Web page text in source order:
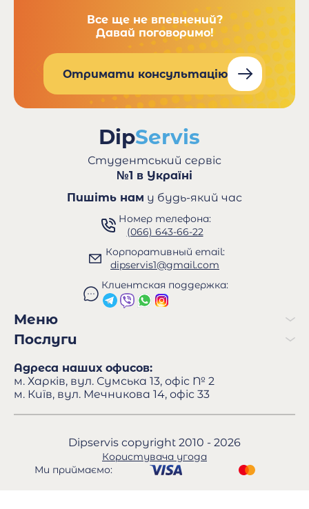
Все ще не впевнений?
Давай поговоримо!
Отримати консультацію
Студентський сервіс
№1 в Україні
Пишіть нам у будь-який час
Номер телефона:
(066) 643-66-22
Корпоративный email:
dipservis1@gmail.com
Клиентская поддержка:
Меню
Послуги
Адреса наших офисов:
м. Харків, вул. Сумська 13, офіс № 2
м. Київ, вул. Мечникова 14, офіс 33
Dipservis copyright 2010 - 2026
Користувача угода
Ми приймаємо: